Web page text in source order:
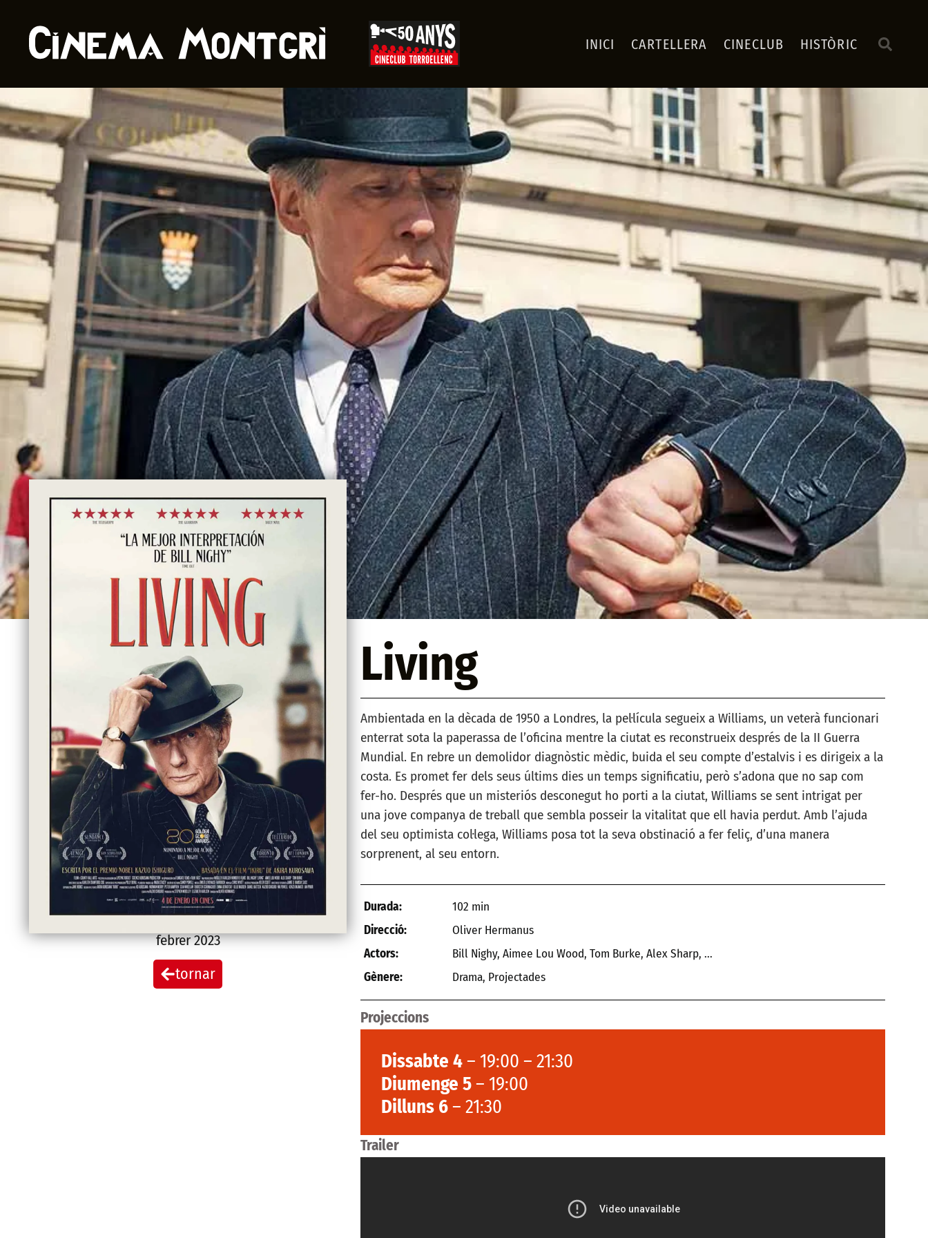
INICI CARTELLERA CINECLUB HISTÒRIC
febrer 2023
tornar
Living
Ambientada en la dècada de 1950 a Londres, la pel·lícula segueix a Williams, un veterà funcionari
enterrat sota la paperassa de l’oficina mentre la ciutat es reconstrueix després de la II Guerra
Mundial. En rebre un demolidor diagnòstic mèdic, buida el seu compte d’estalvis i es dirigeix a la
costa. Es promet fer dels seus últims dies un temps significatiu, però s’adona que no sap com
fer-ho. Després que un misteriós desconegut ho porti a la ciutat, Williams se sent intrigat per
una jove companya de treball que sembla posseir la vitalitat que ell havia perdut. Amb l’ajuda
del seu optimista col·lega, Williams posa tot la seva obstinació a fer feliç, d’una manera
sorprenent, al seu entorn.
Durada:
102 min
Direcció:
Oliver Hermanus
Actors:
Bill Nighy, Aimee Lou Wood, Tom Burke, Alex Sharp, ...
Gènere:
Drama, Projectades
Projeccions
Dissabte 4– 19:00 – 21:30
Diumenge 5– 19:00
Dilluns 6– 21:30
Trailer